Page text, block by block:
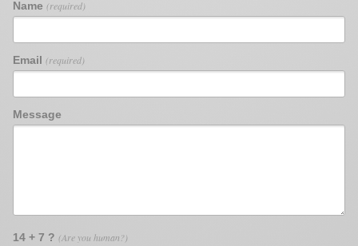
Name (required)
Email (required)
Message
14 + 7 ? (Are you human?)